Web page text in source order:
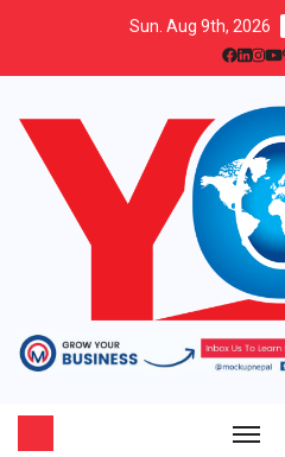
Sun. Aug 9th, 2026